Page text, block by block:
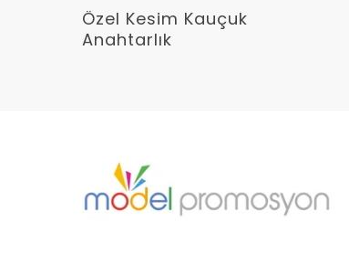
Devamını Oku
Özel Kesim Kauçuk
Anahtarlık